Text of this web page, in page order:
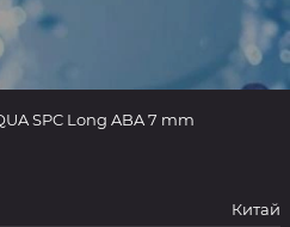
SPC Long ABA 7 mm
Китай